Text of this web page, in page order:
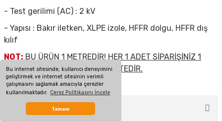
Bu internet sitesinde, kullanıcı deneyimini
geliştirmek ve internet sitesinin verimli
çalışmasını sağlamak amacıyla çerezler
kullanılmaktadır. Çerez Politikasını İncele
Tamam
- Test gerilimi (AC) : 2 kV
- Yapısı : Bakır iletken, XLPE izole, HFFR dolgu, HFFR dış
kılıf
NOT: BU ÜRÜN 1 METREDİR! HER 1 ADET SİPARİŞİNİZ 1
METRE KABLOYA DENK GELMEKTEDİR.
MÜŞTERİ YORUMLARI